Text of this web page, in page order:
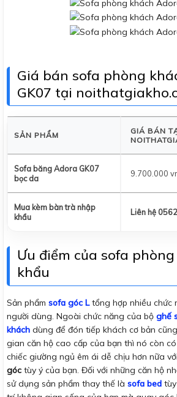
Giá bán sofa phòng
GK07 tại
SẢN PHẨM
GIÁ BÁN
Sofa băng Adora GK07
bọc da
9.700.000
Mua kèm bàn trà nhập
khẩu
Liên hệ
Ưu điểm của sofa
khẩu
Sản phẩm sofa góc Ltổng hợp nhiều chức
người dùng. Ngoài chức năng của bộ ghế
khách dùng để đón tiếp khách cơ bản
gian căn hộ cao cấp của bạn thì nó còn
chiếc giường ngủ êm ái dễ chịu hơn nữa
góc tùy ý của bạn. Đối với những căn hộ
sử dụng sản phẩm thay thế là sofa bed